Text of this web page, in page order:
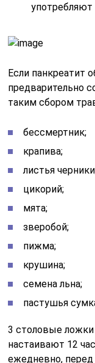
Если панкреатит
предварительно
таким сбором
бессмертник;
крапива;
листья
цикорий;
мята;
зверобой;
пижма;
крушина;
семена льна;
пастушья
3 столовые
настаивают 12
ежедневно,